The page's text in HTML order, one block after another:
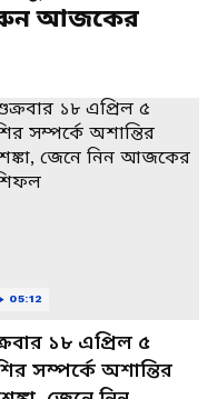
আজকের
১৮ এপ্রিল ৫
সম্পর্কে অশান্তির
05:12